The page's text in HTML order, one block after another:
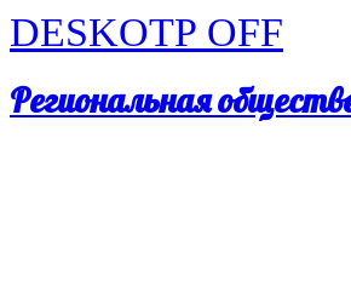
DESKOTP OFF
Региональная